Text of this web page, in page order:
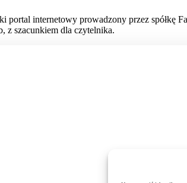
internetowy prowadzony przez spółkę
z szacunkiem dla czytelnika.